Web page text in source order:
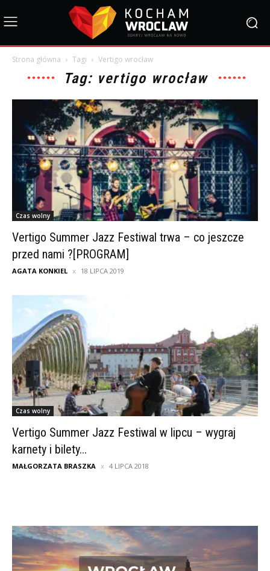
Strona główna Tagi Vertigo wrocław
Tag: vertigo wrocław
Czas wolny
Vertigo Summer Jazz Festiwal trwa – co jeszcze
przed nami ?[PROGRAM]
AGATA KONKIEL 18 LIPCA 2019
Czas wolny
Vertigo Summer Jazz Festiwal w lipcu – wygraj
karnety i bilety...
MAŁGORZATA BRASZKA 4 LIPCA 2018